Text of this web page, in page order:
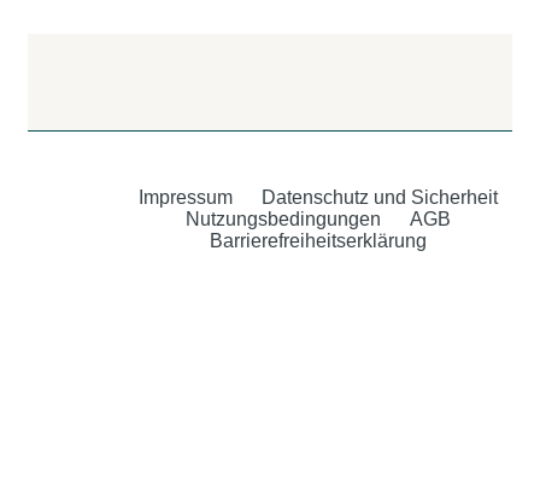
Impressum
Datenschutz und Sicherheit
Nutzungsbedingungen
AGB
Barrierefreiheitserklärung